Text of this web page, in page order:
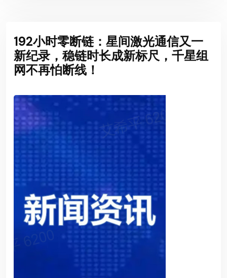
192小时零断链：星间激光通信又一
新纪录，稳链时长成新标尺，千星组
网不再怕断线！